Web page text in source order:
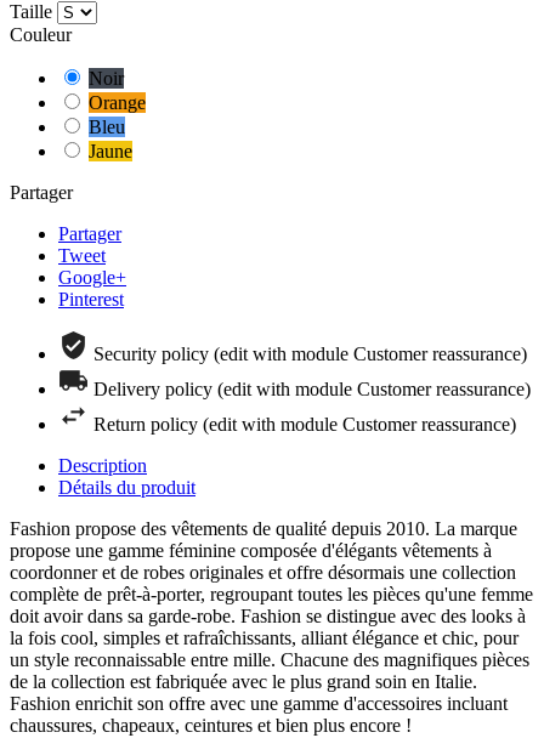
Taille
Couleur
Noir
Orange
Bleu
Jaune
Partager
Partager
Tweet
Google+
Pinterest
Security policy (edit with module Customer reassurance)
Delivery policy (edit with module Customer reassurance)
Return policy (edit with module Customer reassurance)
Description
Détails du produit
Fashion propose des vêtements de qualité depuis 2010. La marque
propose une gamme féminine composée d'élégants vêtements à
coordonner et de robes originales et offre désormais une collection
complète de prêt-à-porter, regroupant toutes les pièces qu'une femme
doit avoir dans sa garde-robe. Fashion se distingue avec des looks à
la fois cool, simples et rafraîchissants, alliant élégance et chic, pour
un style reconnaissable entre mille. Chacune des magnifiques pièces
de la collection est fabriquée avec le plus grand soin en Italie.
Fashion enrichit son offre avec une gamme d'accessoires incluant
chaussures, chapeaux, ceintures et bien plus encore !